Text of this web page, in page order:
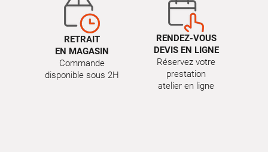
RETRAIT
EN MAGASIN
Commande
disponible sous 2H
RENDEZ-VOUS
DEVIS EN LIGNE
Réservez votre
prestation
atelier en ligne